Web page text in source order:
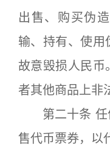
出售、购买伪
输、持有、使用
故意毁损人民币
者其他商品上非
第二十条 任
售代币票券，以